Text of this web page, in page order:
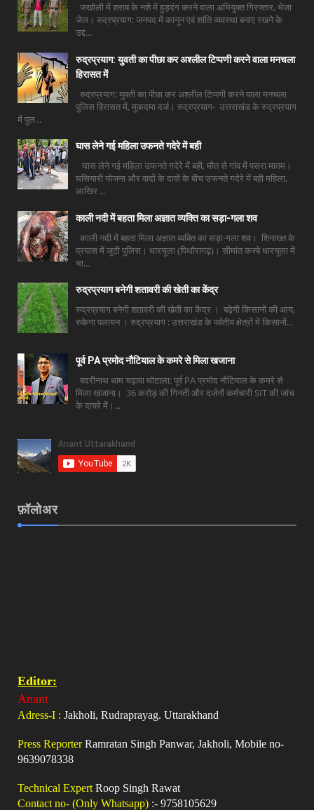
जखोली में शराब के नशे में हुड़दंग करने वाला अभियुक्त गिरफ्तार, भेजा
जेल। रुद्रप्रयाग: जनपद में कानून एवं शांति व्यवस्था बनाए रखने के
उद्द...
रुद्रप्रयाग: युवती का पीछा कर अश्लील टिप्पणी करने वाला मनचला
हिरासत में
रुद्रप्रयाग: युवती का पीछा कर अश्लील टिप्पणी करने वाला मनचला
पुलिस हिरासत में, मुकदमा दर्ज। रुद्रप्रयाग- उत्तराखंड के रुद्रप्रयाग
में पुल...
घास लेने गई महिला उफनते गदेरे में बही
घास लेने गई महिला उफनते गदेरे में बही, मौत से गांव में पसरा मातम।
घसियारी योजना और वादों के दावों के बीच उफनते गदेरे में बही महिला,
आखिर ...
काली नदी में बहता मिला अज्ञात व्यक्ति का सड़ा-गला शव
काली नदी में बहता मिला अज्ञात व्यक्ति का सड़ा-गला शव। शिनाख्त के
प्रयास में जुटी पुलिस। धारचूला (पिथौरागढ़)। सीमांत कस्बे धारचूला में
भा...
रुद्रप्रयाग बनेगी शतावरी की खेती का केंद्र
रुद्रप्रयाग बनेगी शतावरी की खेती का केंद्र । बढ़ेगी किसानों की आय,
रुकेगा पलायन । रुद्रप्रयाग : उत्तराखंड के पर्वतीय क्षेत्रों में किसानों...
पूर्व PA प्रमोद नौटियाल के कमरे से मिला खजाना
बदरीनाथ धाम चढ़ावा घोटाला: पूर्व PA प्रमोद नौटियाल के कमरे से
मिला खजाना। 36 करोड़ की गिनती और दर्जनों कर्मचारी SIT की जांच
के दायरे में।...
फ़ॉलोअर
Editor:
Anant
Adress-I : Jakholi, Rudraprayag. Uttarakhand
Press ReporterRamratan Singh Panwar, Jakholi, Mobile no-
9639078338
Technical Expert Roop Singh Rawat
Contact no- (Only Whatsapp) :- 9758105629